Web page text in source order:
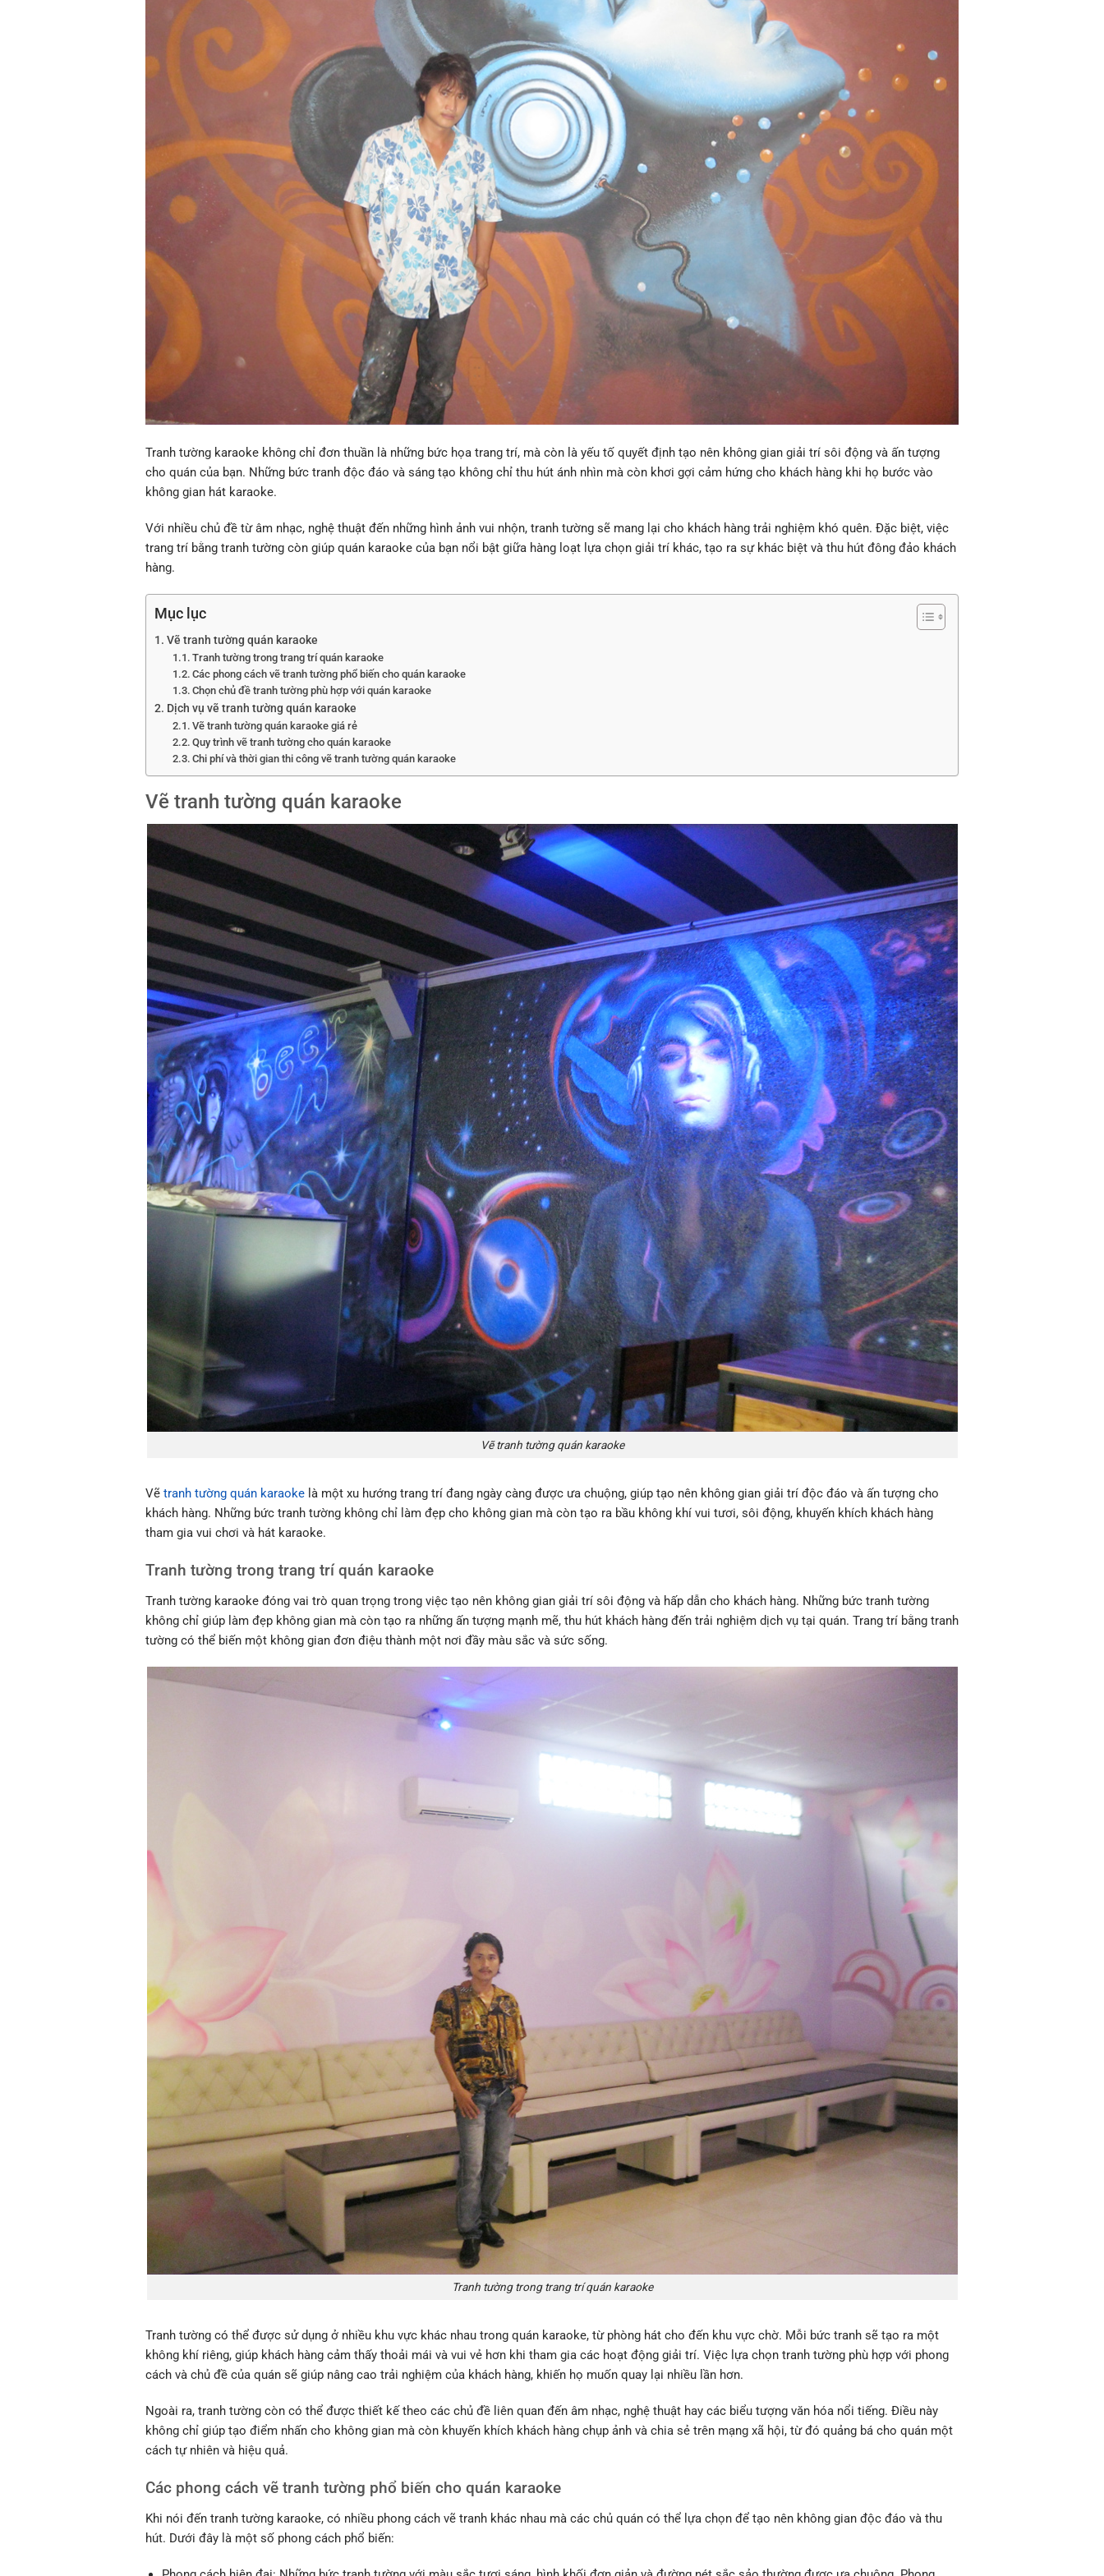
Tranh tường karaoke không chỉ đơn thuần là những bức họa trang trí, mà còn là yếu tố quyết định tạo nên không gian giải trí sôi động và ấn tượng
cho quán của bạn. Những bức tranh độc đáo và sáng tạo không chỉ thu hút ánh nhìn mà còn khơi gợi cảm hứng cho khách hàng khi họ bước vào
không gian hát karaoke.
Với nhiều chủ đề từ âm nhạc, nghệ thuật đến những hình ảnh vui nhộn, tranh tường sẽ mang lại cho khách hàng trải nghiệm khó quên. Đặc biệt, việc
trang trí bằng tranh tường còn giúp quán karaoke của bạn nổi bật giữa hàng loạt lựa chọn giải trí khác, tạo ra sự khác biệt và thu hút đông đảo khách
hàng.
Mục lục
Vẽ tranh tường quán karaoke
Tranh tường trong trang trí quán karaoke
Các phong cách vẽ tranh tường phổ biến cho quán karaoke
Chọn chủ đề tranh tường phù hợp với quán karaoke
Dịch vụ vẽ tranh tường quán karaoke
Vẽ tranh tường quán karaoke giá rẻ
Quy trình vẽ tranh tường cho quán karaoke
Chi phí và thời gian thi công vẽ tranh tường quán karaoke
Vẽ tranh tường quán karaoke
Vẽ tranh tường quán karaoke
Vẽ tranh tường quán karaoke là một xu hướng trang trí đang ngày càng được ưa chuộng, giúp tạo nên không gian giải trí độc đáo và ấn tượng cho
khách hàng. Những bức tranh tường không chỉ làm đẹp cho không gian mà còn tạo ra bầu không khí vui tươi, sôi động, khuyến khích khách hàng
tham gia vui chơi và hát karaoke.
Tranh tường trong trang trí quán karaoke
Tranh tường karaoke đóng vai trò quan trọng trong việc tạo nên không gian giải trí sôi động và hấp dẫn cho khách hàng. Những bức tranh tường
không chỉ giúp làm đẹp không gian mà còn tạo ra những ấn tượng mạnh mẽ, thu hút khách hàng đến trải nghiệm dịch vụ tại quán. Trang trí bằng tranh
tường có thể biến một không gian đơn điệu thành một nơi đầy màu sắc và sức sống.
Tranh tường trong trang trí quán karaoke
Tranh tường có thể được sử dụng ở nhiều khu vực khác nhau trong quán karaoke, từ phòng hát cho đến khu vực chờ. Mỗi bức tranh sẽ tạo ra một
không khí riêng, giúp khách hàng cảm thấy thoải mái và vui vẻ hơn khi tham gia các hoạt động giải trí. Việc lựa chọn tranh tường phù hợp với phong
cách và chủ đề của quán sẽ giúp nâng cao trải nghiệm của khách hàng, khiến họ muốn quay lại nhiều lần hơn.
Ngoài ra, tranh tường còn có thể được thiết kế theo các chủ đề liên quan đến âm nhạc, nghệ thuật hay các biểu tượng văn hóa nổi tiếng. Điều này
không chỉ giúp tạo điểm nhấn cho không gian mà còn khuyến khích khách hàng chụp ảnh và chia sẻ trên mạng xã hội, từ đó quảng bá cho quán một
cách tự nhiên và hiệu quả.
Các phong cách vẽ tranh tường phổ biến cho quán karaoke
Khi nói đến tranh tường karaoke, có nhiều phong cách vẽ tranh khác nhau mà các chủ quán có thể lựa chọn để tạo nên không gian độc đáo và thu
hút. Dưới đây là một số phong cách phổ biến: